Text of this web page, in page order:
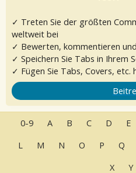
✓ Treten Sie der größten
weltweit bei
✓ Bewerten, kommentieren
✓ Speichern Sie Tabs in Ihrem
✓ Fügen Sie Tabs, Covers, etc.
0-9 A B C D E
L
M N O P Q
X
Y